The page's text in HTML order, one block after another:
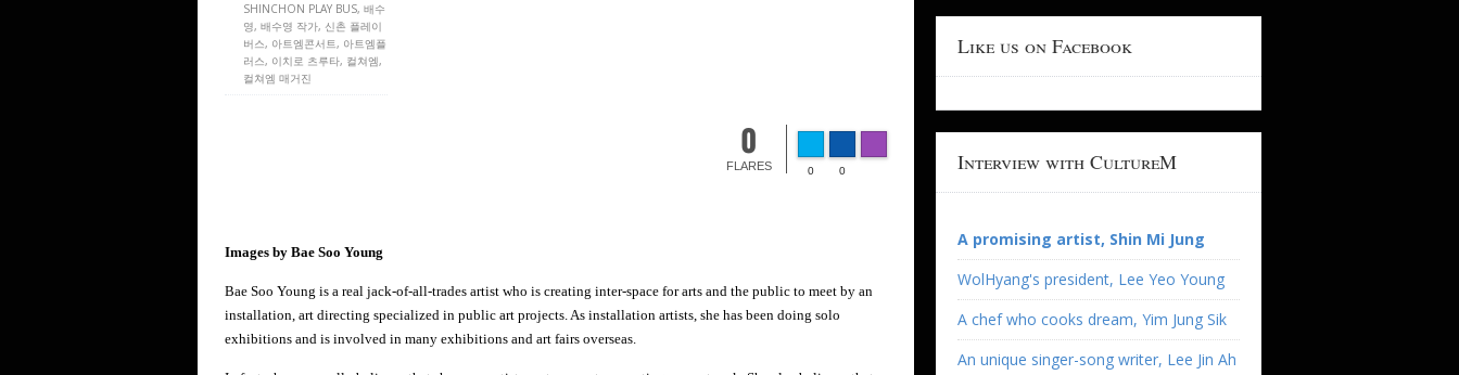
SHINCHON PLAY BUS, 배수
영, 배수영 작가, 신촌 플레이
버스, 아트엠콘서트, 아트엠플
러스, 이치로 츠루타, 컬쳐엠,
컬쳐엠 매거진
0
FLARES 0 0
Images by Bae Soo Young
Bae Soo Young is a real jack-of-all-trades artist who is creating inter-space for arts and the public to meet by an
installation, art directing specialized in public art projects. As installation artists, she has been doing solo
exhibitions and is involved in many exhibitions and art fairs overseas.
Like us on Facebook
Interview with CultureM
A promising artist, Shin Mi Jung
WolHyang's president, Lee Yeo Young
A chef who cooks dream, Yim Jung Sik
An unique singer-song writer, Lee Jin Ah